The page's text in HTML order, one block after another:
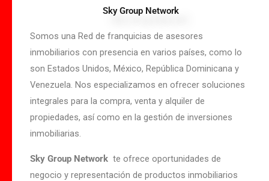
Sky Group Network
Somos una Red de franquicias de asesores
inmobiliarios con presencia en varios países, como lo
son Estados Unidos, México, República Dominicana y
Venezuela. Nos especializamos en ofrecer soluciones
integrales para la compra, venta y alquiler de
propiedades, así como en la gestión de inversiones
inmobiliarias.
Sky Group Network te ofrece oportunidades de
negocio y representación de productos inmobiliarios